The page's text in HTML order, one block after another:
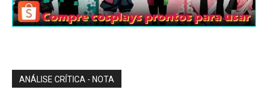
ANÁLISE CRÍTICA - NOTA